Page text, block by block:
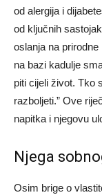
od alergija i
od ključnih
oslanja na prirodne
na bazi kadulje
piti cijeli život. Tko
razboljeti.” Ove
napitka i njegovu
Njega
Osim brige o